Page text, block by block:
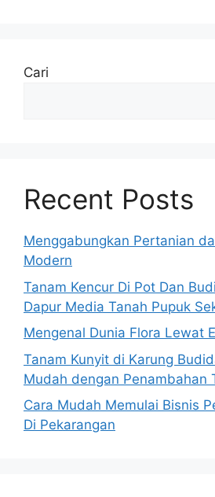
Cari
Recent Posts
Menggabungkan Pertanian
Modern
Tanam Kencur Di Pot Dan
Dapur Media Tanah Pupuk
Mengenal Dunia Flora Lewat
Tanam Kunyit di Karung
Mudah dengan Penambahan
Cara Mudah Memulai Bisnis
Di Pekarangan